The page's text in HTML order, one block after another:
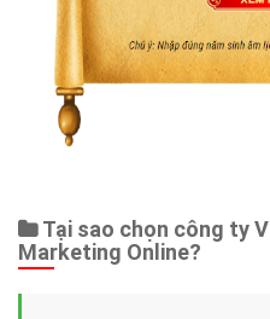
Tại sao chọn công ty
Marketing Online?